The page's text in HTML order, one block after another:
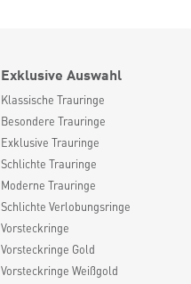
Exklusive Auswahl
Klassische Trauringe
Besondere Trauringe
Exklusive Trauringe
Schlichte Trauringe
Moderne Trauringe
Schlichte Verlobungsringe
Vorsteckringe
Vorsteckringe Gold
Vorsteckringe Weißgold